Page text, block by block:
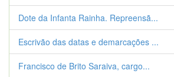
Dote da Infanta Rainha. Repreensã...
Escrivão das datas e demarcações ...
Francisco de Brito Saraiva, cargo...